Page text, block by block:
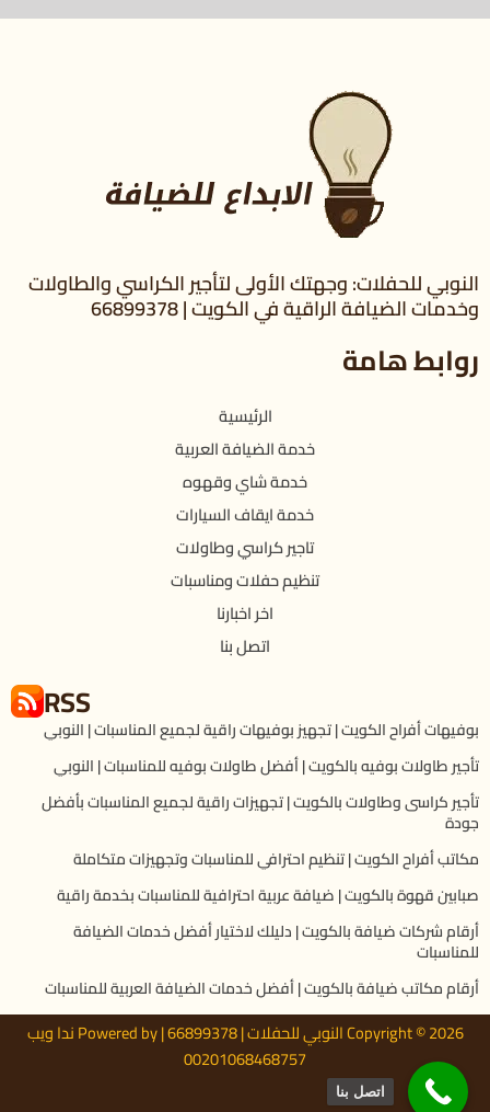
النوبي للحفلات: وجهتك الأولى لتأجير الكراسي والطاولات
وخدمات الضيافة الراقية في الكويت | 66899378
روابط هامة
الرئيسية
خدمة الضيافة العربية
خدمة شاي وقهوه
خدمة ايقاف السيارات
تاجير كراسي وطاولات
تنظيم حفلات ومناسبات
اخر اخبارنا
اتصل بنا
RSS
بوفيهات أفراح الكويت | تجهيز بوفيهات راقية لجميع المناسبات | النوبي
تأجير طاولات بوفيه بالكويت | أفضل طاولات بوفيه للمناسبات | النوبي
تأجير كراسى وطاولات بالكويت | تجهيزات راقية لجميع المناسبات بأفضل
جودة
مكاتب أفراح الكويت | تنظيم احترافي للمناسبات وتجهيزات متكاملة
صبابين قهوة بالكويت | ضيافة عربية احترافية للمناسبات بخدمة راقية
أرقام شركات ضيافة بالكويت | دليلك لاختيار أفضل خدمات الضيافة
للمناسبات
أرقام مكاتب ضيافة بالكويت | أفضل خدمات الضيافة العربية للمناسبات
Copyright © 2026 النوبي للحفلات | 66899378 | Powered by ندا ويب
00201068468757
اتصل بنا